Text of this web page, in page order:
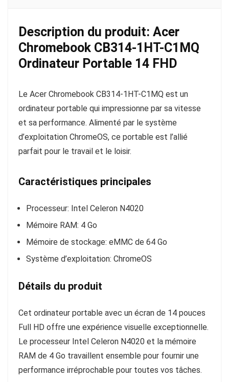
Description du produit: Acer
Chromebook CB314-1HT-C1MQ
Ordinateur Portable 14 FHD
Le Acer Chromebook CB314-1HT-C1MQ est un
ordinateur portable qui impressionne par sa vitesse
et sa performance. Alimenté par le système
d’exploitation ChromeOS, ce portable est l’allié
parfait pour le travail et le loisir.
Caractéristiques principales
Processeur: Intel Celeron N4020
Mémoire RAM: 4 Go
Mémoire de stockage: eMMC de 64 Go
Système d’exploitation: ChromeOS
Détails du produit
Cet ordinateur portable avec un écran de 14 pouces
Full HD offre une expérience visuelle exceptionnelle.
Le processeur Intel Celeron N4020 et la mémoire
RAM de 4 Go travaillent ensemble pour fournir une
performance irréprochable pour toutes vos tâches.